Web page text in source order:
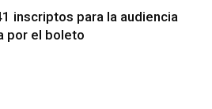
inscriptos para la audiencia
por el boleto